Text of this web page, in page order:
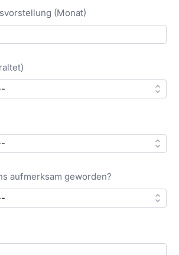
(Monat)
aufmerksam geworden?